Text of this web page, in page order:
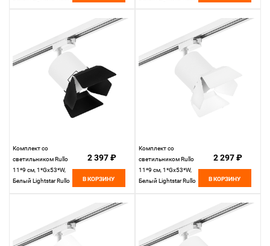
Комплект со
светильником Rullo
11*9 см, 1*Gx53*W,
Белый Lightstar Rullo
2 397 ₽
В КОРЗИНУ
Комплект со
светильником Rullo
11*9 см, 1*Gx53*W,
Белый Lightstar Rullo
2 297 ₽
В КОРЗИНУ